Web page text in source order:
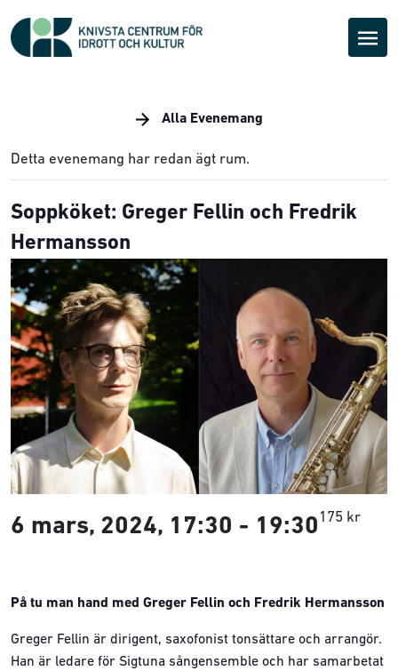
Alla Evenemang
Detta evenemang har redan ägt rum.
Soppköket: Greger Fellin och Fredrik
Hermansson
6 mars, 2024, 17:30 - 19:30 175 kr
På tu man hand med Greger Fellin och Fredrik Hermansson
Greger Fellin är dirigent, saxofonist tonsättare och arrangör.
Han är ledare för Sigtuna sångensemble och har samarbetat